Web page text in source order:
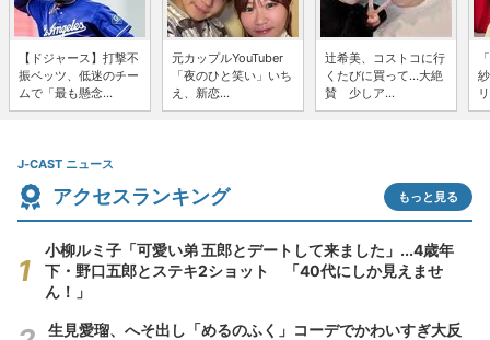
【ドジャース】打撃不
振ベッツ、低迷のチー
ムで「最も懸念...
元カップルYouTuber
「夜のひと笑い」いち
え、新恋...
辻希美、コストコに行
くたびに買って...大絶
賛 少しア...
J-CAST ニュース
アクセスランキング もっと見る
小柳ルミ子「可愛い弟 五郎とデートして来ました」...4歳年
下・野口五郎とステキ2ショット 「40代にしか見えませ
ん！」
生見愛瑠、へそ出し「めるのふく」コーデでかわいすぎ大反